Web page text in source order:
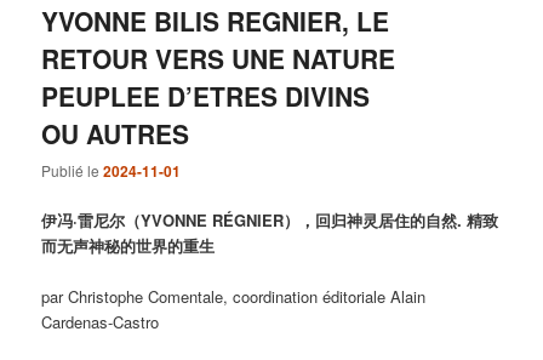
YVONNE BILIS REGNIER, LE
RETOUR VERS UNE NATURE
PEUPLEE D’ETRES DIVINS
OU AUTRES
Publié le2024-11-01
伊冯·雷尼尔（YVONNE RÉGNIER），回归神灵居住的自然.精致
而无声神秘的世界的重生
par Christophe Comentale, coordination éditoriale Alain
Cardenas-Castro